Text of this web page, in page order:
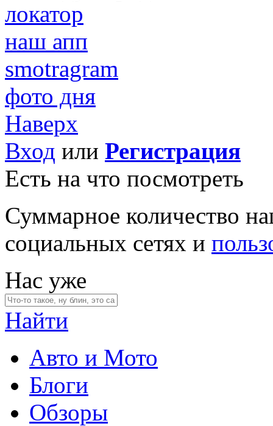
локатор
наш апп
smotragram
фото дня
Наверх
Вход или Регистрация
Есть на что посмотреть
Суммарное количество
социальных сетях и
Нас уже
Найти
Авто и Мото
Блоги
Обзоры